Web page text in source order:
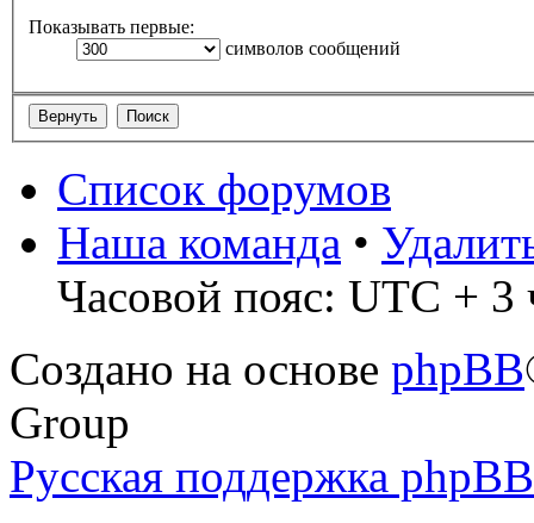
Показывать первые:
символов сообщений
Список форумов
Наша команда •
Часовой пояс: UTC + 3
Создано на основе phpBB
Group
Русская поддержка phpBB